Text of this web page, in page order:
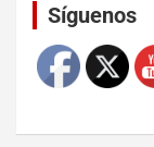
Síguenos